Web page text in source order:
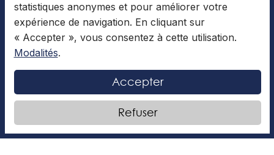
déjà eu un prof de français qui nous a marqués,
mais qu’est-ce qui se cache derrière ce métier?
LIRE LA SUITE »
Articles collaboratifs 10 juin 2026
statistiques anonymes et pour améliorer votre
expérience de navigation. En cliquant sur
« Accepter », vous consentez à cette utilisation.
Modalités.
Accepter
Refuser